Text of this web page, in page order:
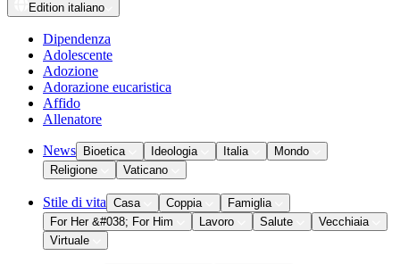
Edition italiano
Dipendenza
Adolescente
Adozione
Adorazione eucaristica
Affido
Allenatore
News Bioetica Ideologia Italia
Mondo
Religione
Vaticano
Stile di vita Casa Coppia
Famiglia
For Her &#038; For Him
Lavoro Salute
Vecchiaia
Virtuale